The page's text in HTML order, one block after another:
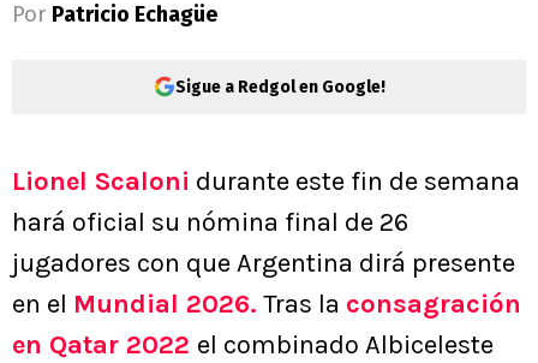
Por Patricio Echagüe
Sigue a Redgol en Google!
Lionel Scaloni durante este fin de semana
hará oficial su nómina final de 26
jugadores con que Argentina dirá presente
en el Mundial 2026. Tras la consagración
en Qatar 2022 el combinado Albiceleste